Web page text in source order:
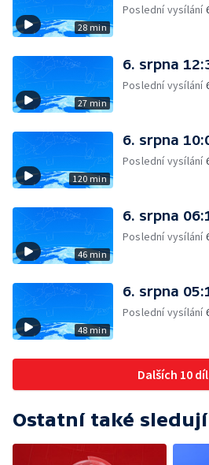
28 min
Poslední vysílání
27 min
6. srpna
Poslední vysílání
120 min
6. srpna
Poslední vysílání
46 min
6. srpna
Poslední vysílání
48 min
6. srpna
Poslední vysílání
Dalších 10
Ostatní také sledují